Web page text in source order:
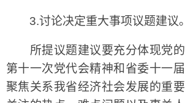
3.讨论决定重大事项议题建议。
所提议题建议要充分体现党的
第十一次党代会精神和省委十一届
聚焦关系我省经济社会发展的重